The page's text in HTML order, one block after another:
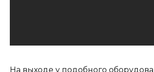
На выходе у подобного